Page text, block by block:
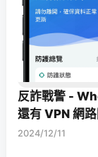
反詐戰警 -
還有 VPN 網
2024/12/11